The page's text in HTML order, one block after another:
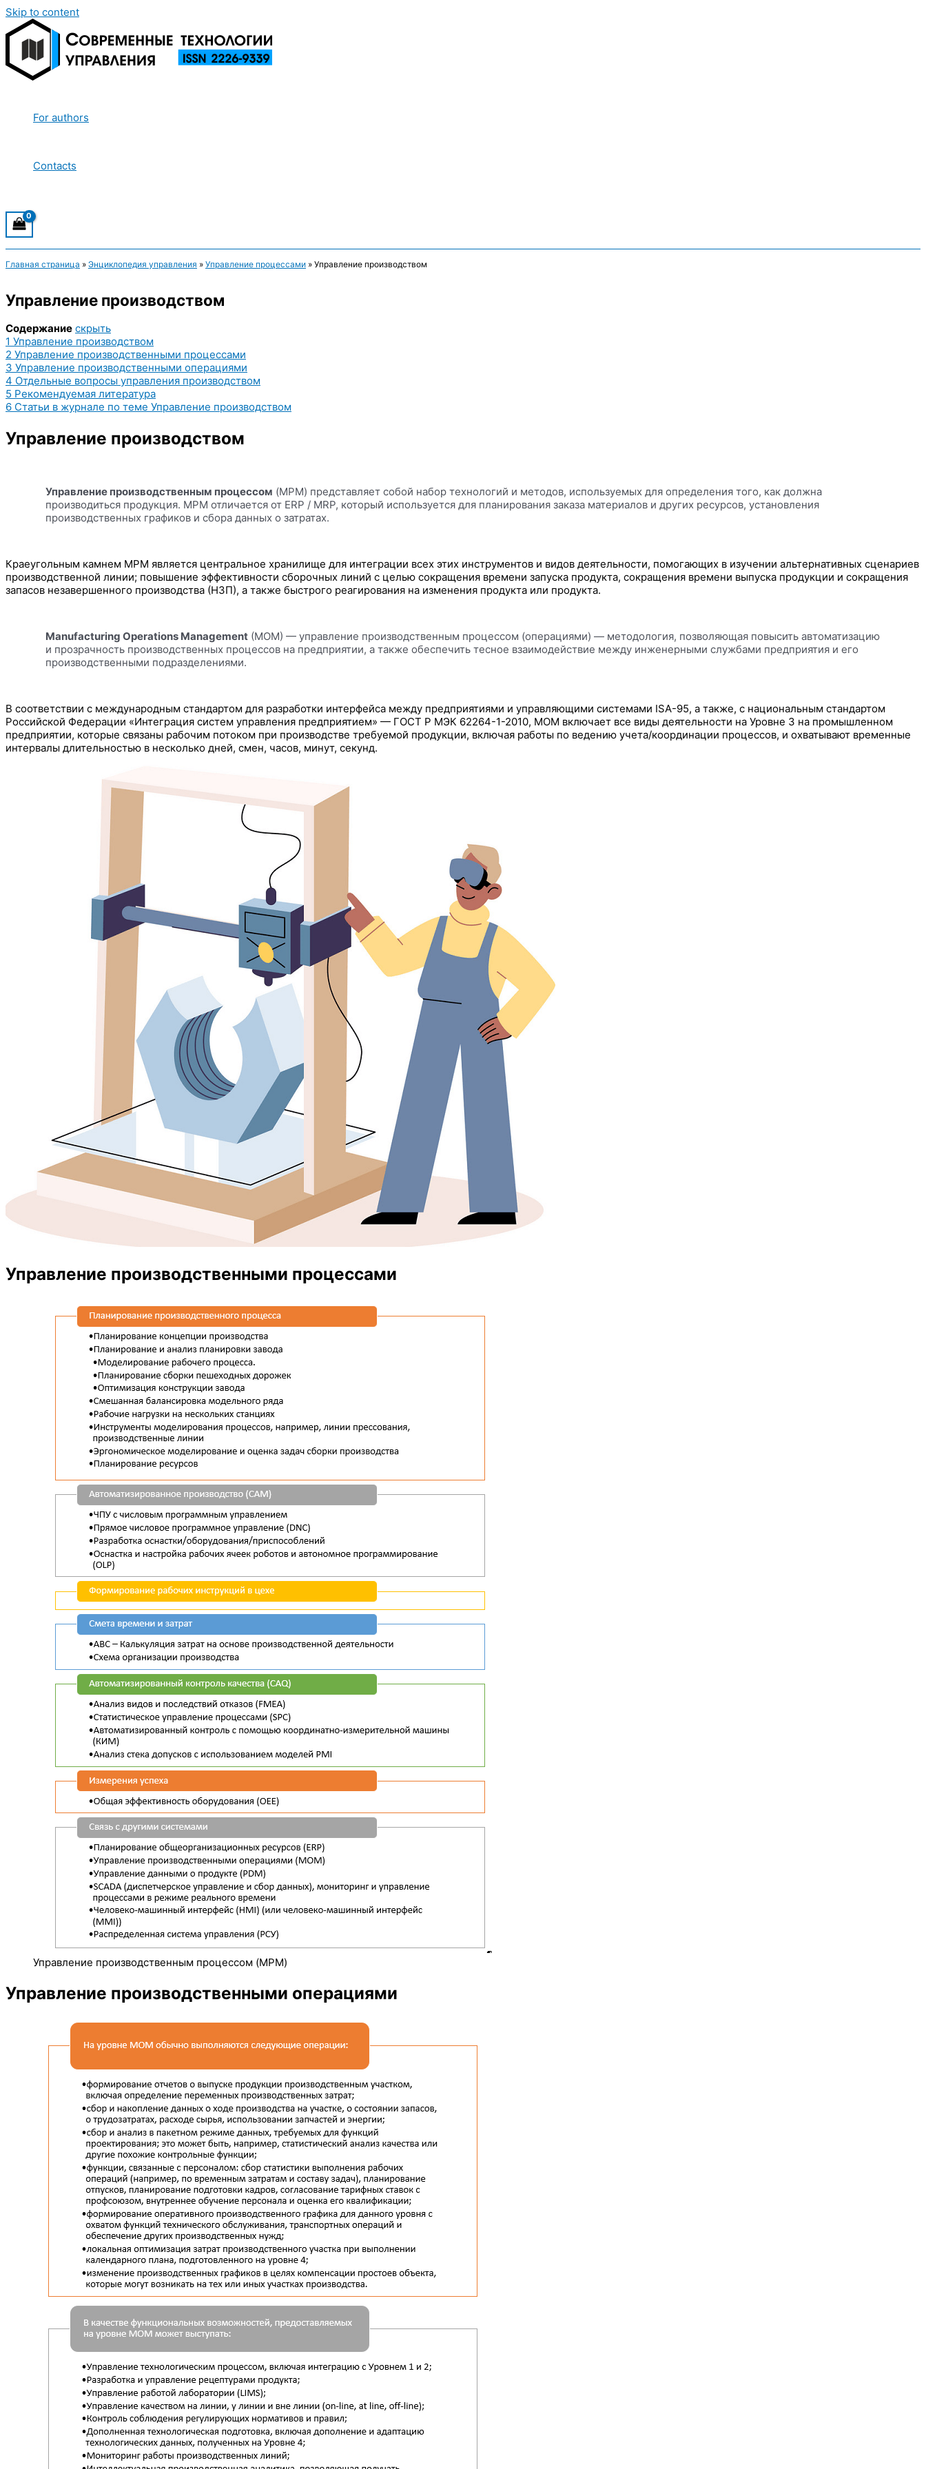
Skip to content
For authors
Contacts
Главная страница » Энциклопедия управления » Управление процессами » Управление производством
Управление производством
Содержание скрыть
1 Управление производством
2 Управление производственными процессами
3 Управление производственными операциями
4 Отдельные вопросы управления производством
5 Рекомендуемая литература
6 Статьи в журнале по теме Управление производством
Управление производством
Управление производственным процессом (MPM) представляет собой набор технологий и методов, используемых для определения того, как должна
производиться продукция. MPM отличается от ERP / MRP, который используется для планирования заказа материалов и других ресурсов, установления
производственных графиков и сбора данных о затратах.
Краеугольным камнем MPM является центральное хранилище для интеграции всех этих инструментов и видов деятельности, помогающих в изучении альтернативных сценариев
производственной линии; повышение эффективности сборочных линий с целью сокращения времени запуска продукта, сокращения времени выпуска продукции и сокращения
запасов незавершенного производства (НЗП), а также быстрого реагирования на изменения продукта или продукта.
Manufacturing Operations Management (MOM) — управление производственным процессом (операциями) — методология, позволяющая повысить автоматизацию
и прозрачность производственных процессов на предприятии, а также обеспечить тесное взаимодействие между инженерными службами предприятия и его
производственными подразделениями.
В соответствии с международным стандартом для разработки интерфейса между предприятиями и управляющими системами ISA-95, а также, с национальным стандартом
Российской Федерации «Интеграция систем управления предприятием» — ГОСТ Р МЭК 62264-1-2010, MOM включает все виды деятельности на Уровне 3 на промышленном
предприятии, которые связаны рабочим потоком при производстве требуемой продукции, включая работы по ведению учета/координации процессов, и охватывают временные
интервалы длительностью в несколько дней, смен, часов, минут, секунд.
Управление производственными процессами
Управление производственным процессом (MPM)
Управление производственными операциями